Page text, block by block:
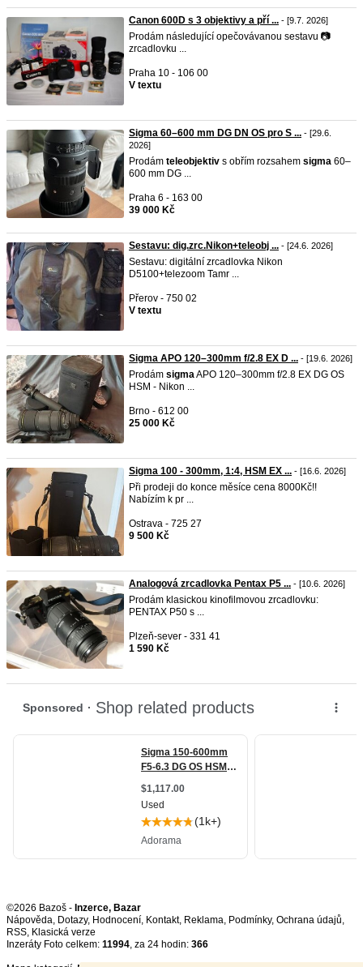
Canon 600D s 3 objektivy a pří ... - [9.7. 2026]
Prodám následující opečovávanou sestavu 📷
zrcadlovku ...
Praha 10 - 106 00
V textu
Sigma 60–600 mm DG DN OS pro S ... - [29.6.
2026]
Prodám teleobjektiv s obřím rozsahem sigma 60–
600 mm DG ...
Praha 6 - 163 00
39 000 Kč
Sestavu: dig.zrc.Nikon+teleobj ... - [24.6. 2026]
Sestavu: digitální zrcadlovka Nikon
D5100+telezoom Tamr ...
Přerov - 750 02
V textu
Sigma APO 120–300mm f/2.8 EX D ... - [19.6. 2026]
Prodám sigmaAPO 120–300mm f/2.8 EX DG OS
HSM - Nikon ...
Brno - 612 00
25 000 Kč
Sigma 100 - 300mm, 1:4, HSM EX ... - [16.6. 2026]
Při prodeji do konce měsíce cena 8000Kč!!
Nabízím k pr ...
Ostrava - 725 27
9 500 Kč
Analogová zrcadlovka Pentax P5 ... - [10.6. 2026]
Prodám klasickou kinofilmovou zrcadlovku:
PENTAX P50 s ...
Plzeň-sever - 331 41
1 590 Kč
©2026 Bazoš - Inzerce, Bazar
Nápověda, Dotazy, Hodnocení, Kontakt, Reklama, Podmínky, Ochrana údajů,
RSS,
Inzeráty Foto celkem: 11994, za 24 hodin: 366